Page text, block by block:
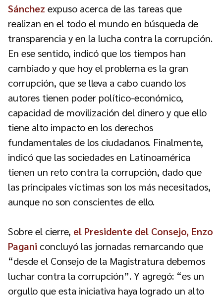
Sánchez expuso acerca de las tareas que
realizan en el todo el mundo en búsqueda de
transparencia y en la lucha contra la corrupción.
En ese sentido, indicó que los tiempos han
cambiado y que hoy el problema es la gran
corrupción, que se lleva a cabo cuando los
autores tienen poder político-económico,
capacidad de movilización del dinero y que ello
tiene alto impacto en los derechos
fundamentales de los ciudadanos. Finalmente,
indicó que las sociedades en Latinoamérica
tienen un reto contra la corrupción, dado que
las principales víctimas son los más necesitados,
aunque no son conscientes de ello.
Sobre el cierre, el Presidente del Consejo, Enzo
Pagani concluyó las jornadas remarcando que
“desde el Consejo de la Magistratura debemos
luchar contra la corrupción”. Y agregó: “es un
orgullo que esta iniciativa haya logrado un alto